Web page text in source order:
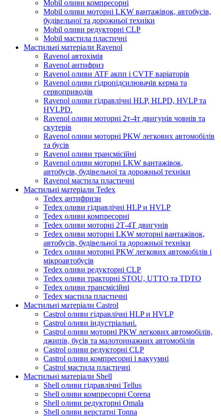
Mobil оливи компресорні
Mobil оливи моторні LKW вантажівок, автобусів,
будівельної та дорожньої техніки
Mobil оливи редукторні CLP
Mobil мастила пластичні
Мастильні матеріали Ravenol
Ravenol автохімія
Ravenol антифриз
Ravenol оливи ATF акпп і CVTF варіаторів
Ravenol оливи гідропідсилювачів керма та
сервоприводів
Ravenol оливи гідравлічні HLP, HLPD, HVLP та
HVLPD.
Ravenol оливи моторні 2т-4т двигунів човнів та
скутерів
Ravenol оливи моторні PKW легкових автомобілів
та бусів
Ravenol оливи трансмісійні
Ravenol оливи моторні LKW вантажівок,
автобусів, будівельної та дорожньої техніки
Ravenol мастила пластичні
Мастильні матеріали Tedex
Tedex антифризи
Tedex оливи гідравлічні HLP и HVLP
Tedex оливи компресорні
Tedex оливи моторні 2Т-4Т двигунів
Tedex оливи моторні LKW моторні вантажівок,
автобусів, будівельної та дорожньої техніки
Tedex оливи моторні PKW легкових автомобілів і
мікроавтобусів
Tedex оливи редукторні CLP
Tedex оливи тракторні STOU, UTTO та TDTO
Tedex оливи трансмісійні
Tedex мастила пластичні
Мастильні матеріали Castrol
Castrol оливи гідравлічні HLP и HVLP
Castrol оливи індустріальні.
Castrol оливи моторні PKW легкових автомобілів,
джипів, бусів та малотоннажних автомобілів
Castrol оливи редукторні CLP
Castrol оливи компресорні і вакуумні
Castrol мастила пластичні
Мастильні матеріали Shell
Shell оливи гідравлічні Tellus
Shell оливи компресорні Corena
Shell оливи редукторні Omala
Shell оливи верстатні Tonna